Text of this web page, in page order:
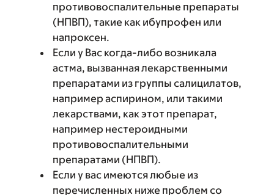
противовоспалительные препараты
(НПВП), такие как ибупрофен или
напроксен.
Если у Вас когда-либо возникала
астма, вызванная лекарственными
препаратами из группы салицилатов,
например аспирином, или такими
лекарствами, как этот препарат,
например нестероидными
противовоспалительными
препаратами (НПВП).
Если у вас имеются любые из
перечисленных ниже проблем со